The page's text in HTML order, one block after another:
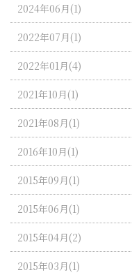
2024年06月(1)
2022年07月(1)
2022年01月(4)
2021年10月(1)
2021年08月(1)
2016年10月(1)
2015年09月(1)
2015年06月(1)
2015年04月(2)
2015年03月(1)